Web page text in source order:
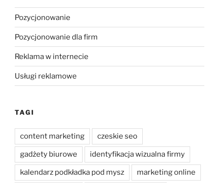
Pozycjonowanie
Pozycjonowanie dla firm
Reklama w internecie
Usługi reklamowe
TAGI
content marketing czeskie seo
gadżety biurowe identyfikacja wizualna firmy
kalendarz podkładka pod mysz marketing online